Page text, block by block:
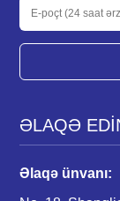
ƏLAQƏ
Əlaqə ünvanı: